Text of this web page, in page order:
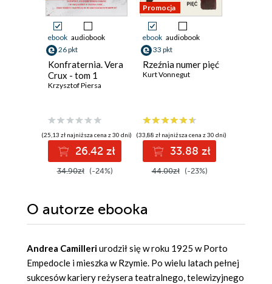
ebook audiobook
26 pkt
Konfraternia. Vera
Crux - tom 1
Krzysztof Piersa
(25,13 zł najniższa cena z 30 dni)
26.42 zł
34.90zł (-24%)
Promocja
ebook audiobook
33 pkt
Rzeźnia numer pięć
Kurt Vonnegut
(33,88 zł najniższa cena z 30 dni)
33.88 zł
44.00zł (-23%)
O autorze ebooka
Andrea Camilleriurodził się w roku 1925 w Porto
Empedocle i mieszka w Rzymie. Po wielu latach pełnej
sukcesów kariery reżysera teatralnego, telewizyjnego